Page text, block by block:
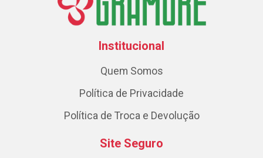
Institucional
Quem Somos
Política de Privacidade
Política de Troca e Devolução
Site Seguro